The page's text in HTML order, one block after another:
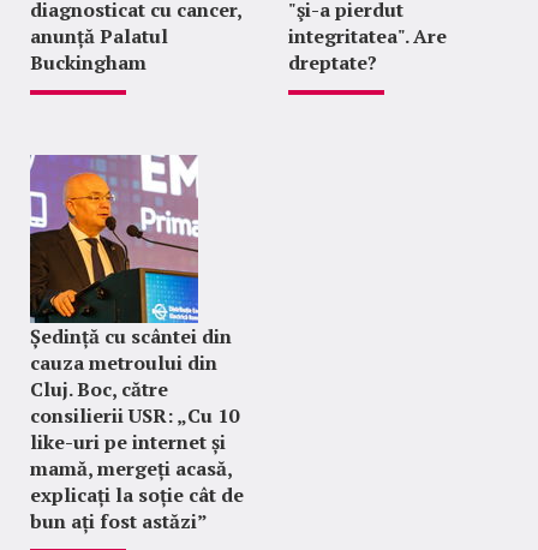
diagnosticat cu cancer,
anunță Palatul
Buckingham
"şi-a pierdut
integritatea". Are
dreptate?
Ședință cu scântei din
cauza metroului din
Cluj. Boc, către
consilierii USR: „Cu 10
like-uri pe internet și
mamă, mergeți acasă,
explicați la soție cât de
bun ați fost astăzi”